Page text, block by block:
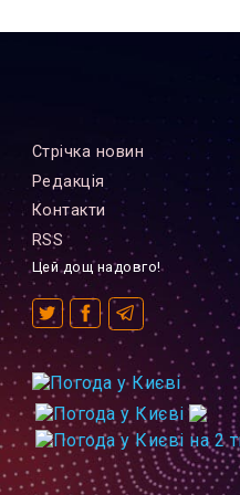
Стрiчка новин
Редакцiя
Контакти
RSS
Цей дощ надовго!